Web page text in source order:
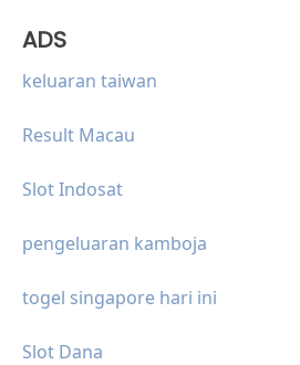
ADS
keluaran taiwan
Result Macau
Slot Indosat
pengeluaran kamboja
togel singapore hari ini
Slot Dana